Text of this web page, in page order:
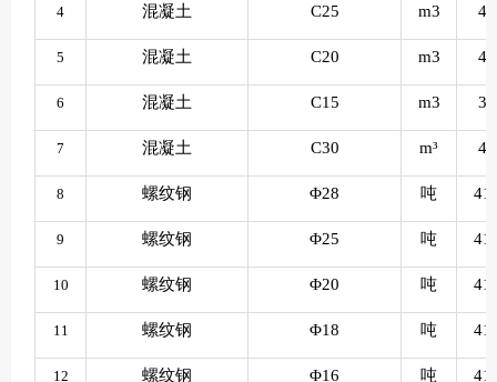
4 混凝土 C25 m3
5 混凝土 C20 m3
6 混凝土 C15 m3
7 混凝土 C30 m³
8 螺纹钢 Φ28 吨
9 螺纹钢 Φ25 吨
10 螺纹钢 Φ20 吨
11 螺纹钢 Φ18 吨
12 螺纹钢 Φ16 吨